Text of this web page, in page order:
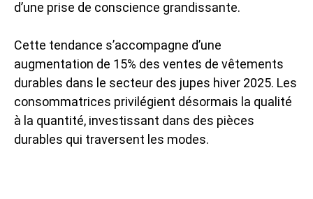
d’une prise de conscience grandissante.
Cette tendance s’accompagne d’une
augmentation de 15% des ventes de vêtements
durables dans le secteur des jupes hiver 2025. Les
consommatrices privilégient désormais la qualité
à la quantité, investissant dans des pièces
durables qui traversent les modes.